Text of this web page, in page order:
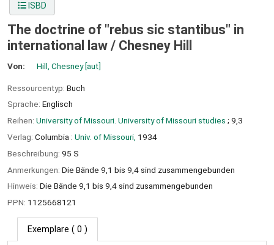
ISBD
The doctrine of "rebus sic stantibus" in
international law / Chesney Hill
Von: Hill, Chesney[aut]
Ressourcentyp: Buch
Sprache: Englisch
Reihen: University of Missouri. University of Missouri studies ; 9,3
Verlag: Columbia : Univ. of Missouri, 1934
Beschreibung: 95 S
Anmerkungen: Die Bände 9,1 bis 9,4 sind zusammengebunden
Hinweis: Die Bände 9,1 bis 9,4 sind zusammengebunden
PPN: 1125668121
Exemplare ( 0 )